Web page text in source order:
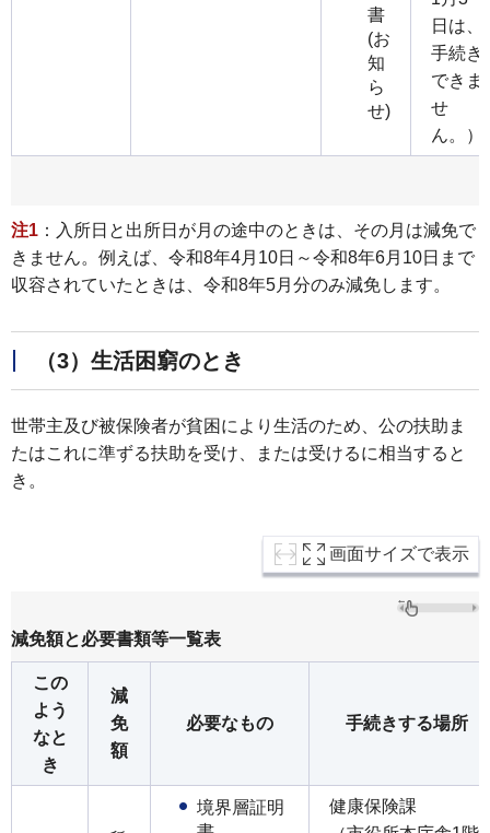
書
(お
知
ら
せ)
日は、
手続き
できま
せ
ん。）
注1 ：入所日と出所日が月の途中のときは、その月は減免で
きません。例えば、令和8年4月10日～令和8年6月10日まで
収容されていたときは、令和8年5月分のみ減免します。
（3）生活困窮のとき
世帯主及び被保険者が貧困により生活のため、公の扶助ま
たはこれに準ずる扶助を受け、または受けるに相当すると
き。
画面サイズで表示
減免額と必要書類等一覧表
この
よう
なと
き
減
免
額
必要なもの 手続きする場所
境界層証明
健康保険課